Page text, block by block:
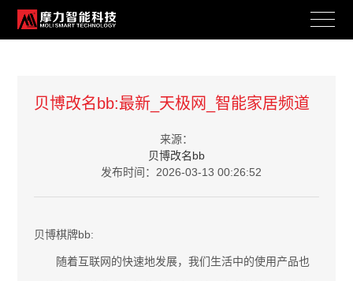
新闻资讯
BRAND ACTIVITY
贝博改名bb:最新_天极网_智能家居频道
来源：
贝博改名bb
发布时间：2026-03-13 00:26:52
贝博棋牌bb:
随着互联网的快速地发展，我们生活中的使用产品也